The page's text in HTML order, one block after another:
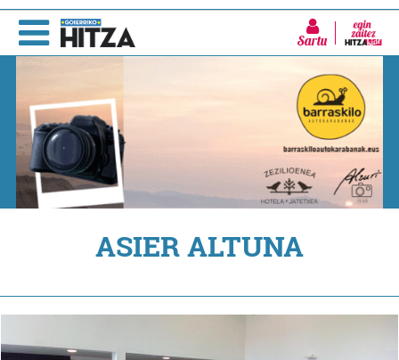
Sartu
ASIER ALTUNA